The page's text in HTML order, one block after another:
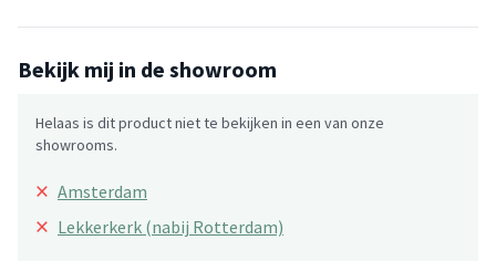
Bekijk mij in de showroom
Helaas is dit product niet te bekijken in een van onze
showrooms.
× Amsterdam
× Lekkerkerk (nabij Rotterdam)